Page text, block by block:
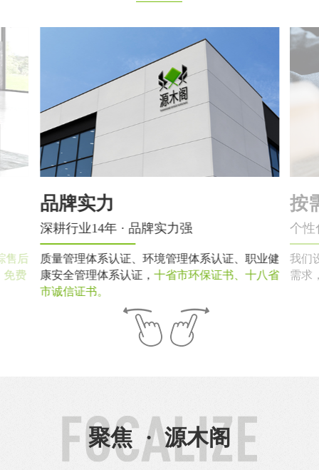
业健
八省
按需定制
个性化定制 · 只属于您的格调
我们设计团队会结合客户企业文化、空间及客户
需求，提供个性化的定制，不止于办公家具！
公
生产
产品
学空
聚焦 · 源木阁